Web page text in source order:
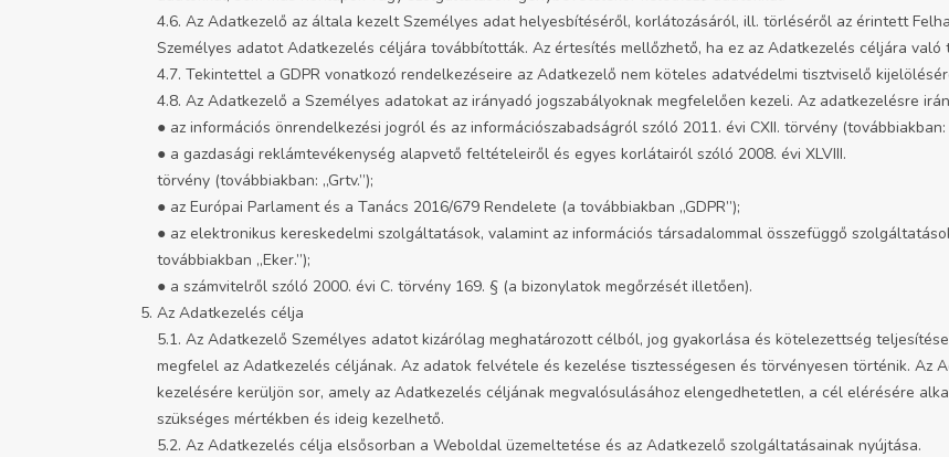
4.6. Az Adatkezelő az általa kezelt Személyes adat helyesbítéséről, korlátozásáról, ill. törléséről az érintett
Személyes adatot Adatkezelés céljára továbbították. Az értesítés mellőzhető, ha ez az Adatkezelés céljára
4.7. Tekintettel a GDPR vonatkozó rendelkezéseire az Adatkezelő nem köteles adatvédelmi tisztviselő
4.8. Az Adatkezelő a Személyes adatokat az irányadó jogszabályoknak megfelelően kezeli. Az adatkezelésre
● az információs önrendelkezési jogról és az információszabadságról szóló 2011. évi CXII. törvény (továbbiakban:
● a gazdasági reklámtevékenység alapvető feltételeiről és egyes korlátairól szóló 2008. évi XLVIII.
törvény (továbbiakban: „Grtv.”);
● az Európai Parlament és a Tanács 2016/679 Rendelete (a továbbiakban „GDPR”);
● az elektronikus kereskedelmi szolgáltatások, valamint az információs társadalommal összefüggő
továbbiakban „Eker.”);
● a számvitelről szóló 2000. évi C. törvény 169. § (a bizonylatok megőrzését illetően).
Az Adatkezelés célja
5.1. Az Adatkezelő Személyes adatot kizárólag meghatározott célból, jog gyakorlása és kötelezettség
megfelel az Adatkezelés céljának. Az adatok felvétele és kezelése tisztességesen és törvényesen történik. Az
kezelésére kerüljön sor, amely az Adatkezelés céljának megvalósulásához elengedhetetlen, a cél elérésére
szükséges mértékben és ideig kezelhető.
5.2. Az Adatkezelés célja elsősorban a Weboldal üzemeltetése és az Adatkezelő szolgáltatásainak nyújtása.